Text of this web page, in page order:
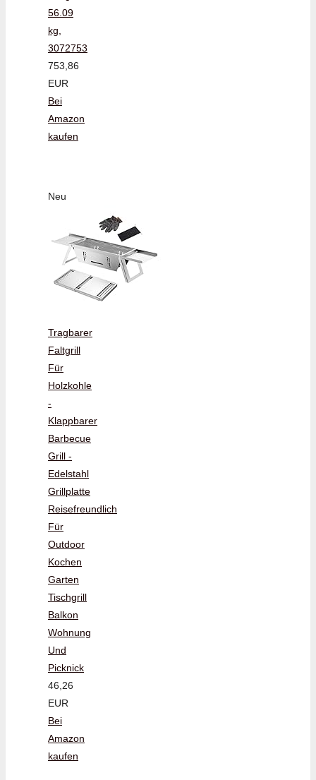
56.09
kg,
3072753
753,86
EUR
Bei
Amazon
kaufen
Neu
Tragbarer
Faltgrill
Für
Holzkohle
-
Klappbarer
Barbecue
Grill -
Edelstahl
Grillplatte
Reisefreundlich
Für
Outdoor
Kochen
Garten
Tischgrill
Balkon
Wohnung
Und
Picknick
46,26
EUR
Bei
Amazon
kaufen